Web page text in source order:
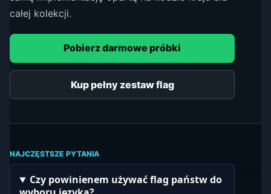
całej kolekcji.
Pobierz darmowe próbki
Kup pełny zestaw flag
NAJCZĘSTSZE PYTANIA
Czy powinienem używać flag państw do